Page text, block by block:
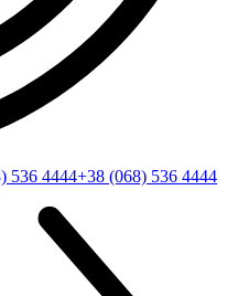
536 4444+38 (068) 536 4444